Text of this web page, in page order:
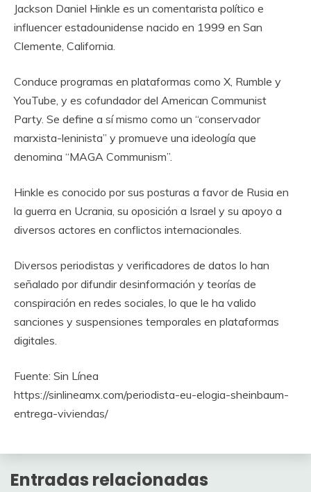
Jackson Daniel Hinkle es un comentarista político e
influencer estadounidense nacido en 1999 en San
Clemente, California.
Conduce programas en plataformas como X, Rumble y
YouTube, y es cofundador del American Communist
Party. Se define a sí mismo como un “conservador
marxista-leninista” y promueve una ideología que
denomina “MAGA Communism”.
Hinkle es conocido por sus posturas a favor de Rusia en
la guerra en Ucrania, su oposición a Israel y su apoyo a
diversos actores en conflictos internacionales.
Diversos periodistas y verificadores de datos lo han
señalado por difundir desinformación y teorías de
conspiración en redes sociales, lo que le ha valido
sanciones y suspensiones temporales en plataformas
digitales.
Fuente: Sin Línea
https://sinlineamx.com/periodista-eu-elogia-sheinbaum-
entrega-viviendas/
Entradas relacionadas